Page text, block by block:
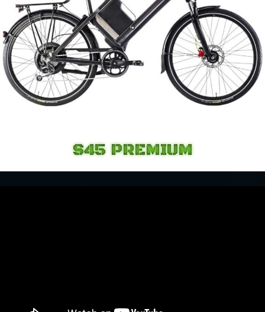
S45 PREMIUM